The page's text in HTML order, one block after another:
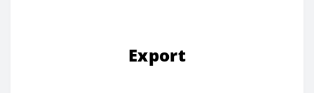
Export